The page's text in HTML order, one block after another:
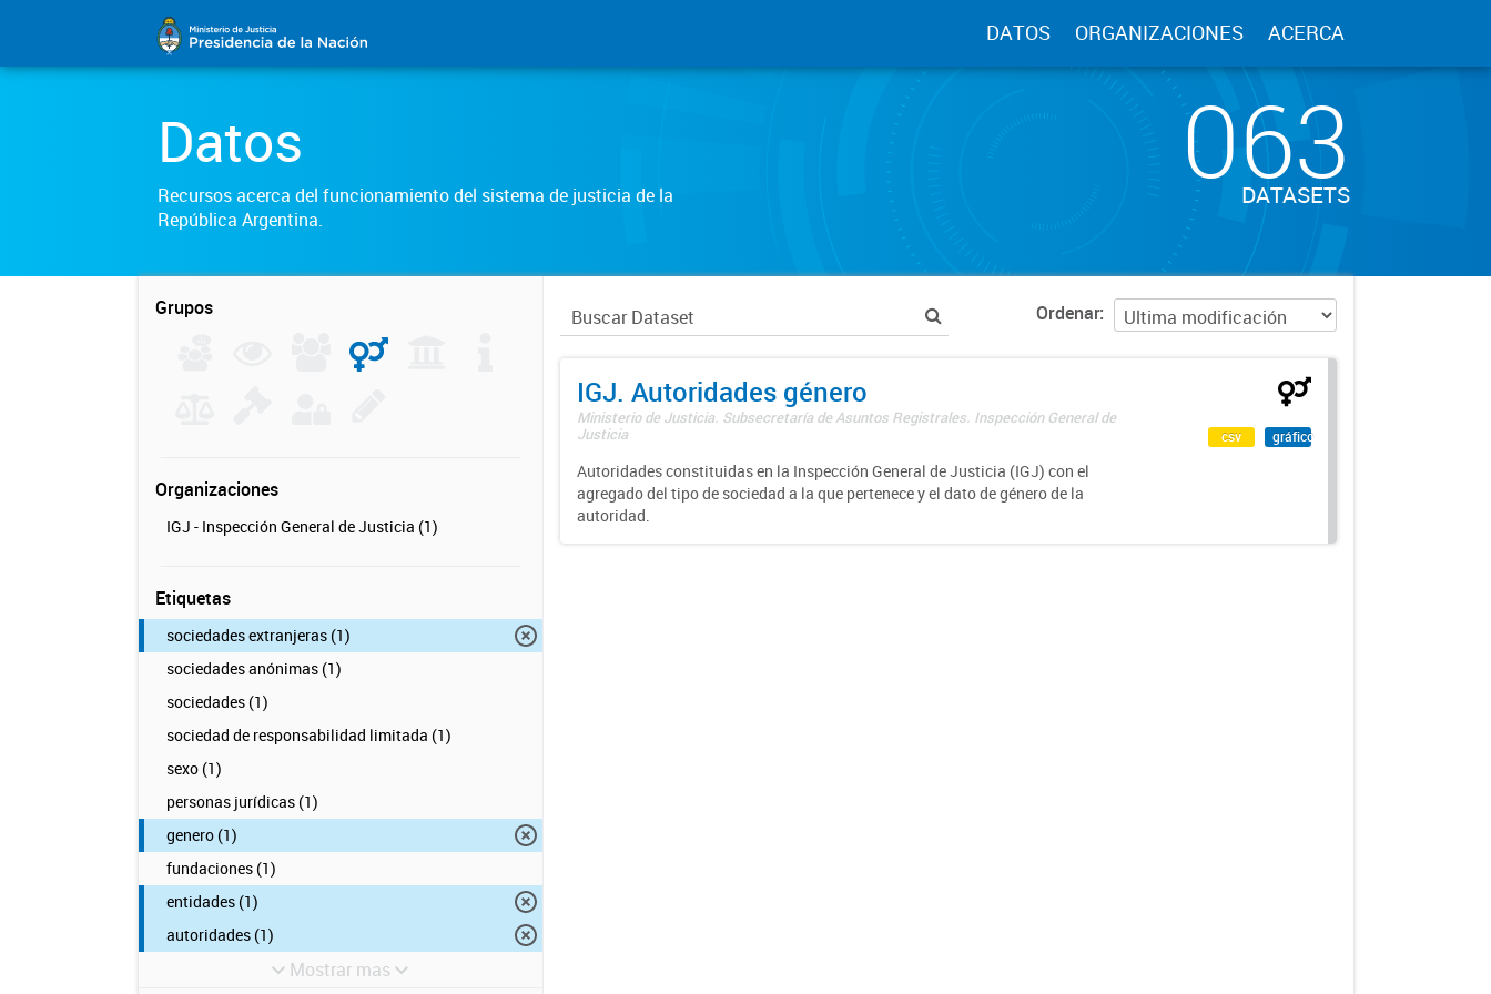
DATOS ORGANIZACIONES ACERCA
Datos
Recursos acerca del funcionamiento del sistema de justicia de la
República Argentina.
063
DATASETS
Grupos
Organizaciones
IGJ - Inspección General de Justicia (1)
Etiquetas
sociedades extranjeras (1)
sociedades anónimas (1)
sociedades (1)
sociedad de responsabilidad limitada (1)
sexo (1)
personas jurídicas (1)
genero (1)
fundaciones (1)
entidades (1)
autoridades (1)
Mostrar mas
Ordenar
IGJ. Autoridades género
Ministerio de Justicia. Subsecretaría de Asuntos Registrales. Inspección General de
Justicia
Autoridades constituidas en la Inspección General de Justicia (IGJ) con el
agregado del tipo de sociedad a la que pertenece y el dato de género de la
autoridad.
csv gráfico